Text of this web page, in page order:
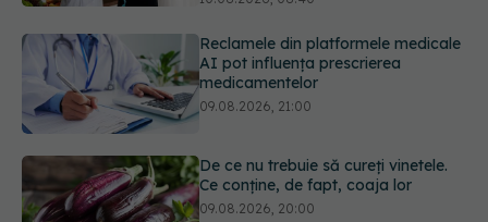
De ce nu trebuie să cureți vinetele.
Ce conține, de fapt, coaja lor
09.08.2026, 20:00
Excrescențele cutanate benigne în
zona genitală: cauze, simptome,
diagnostic și opțiuni de tratament